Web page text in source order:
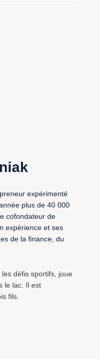
expérimenté
plus de 40 000
cofondateur de
expérience et ses
de la finance, du
défis sportifs, joue
le lac. Il est
fils.